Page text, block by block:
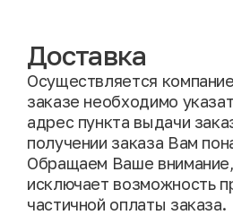
Доставка
Осуществляется
заказе необходимо
адрес пункта выдачи
получении заказа Вам
Обращаем Ваше
исключает возможность
частичной оплаты заказа.